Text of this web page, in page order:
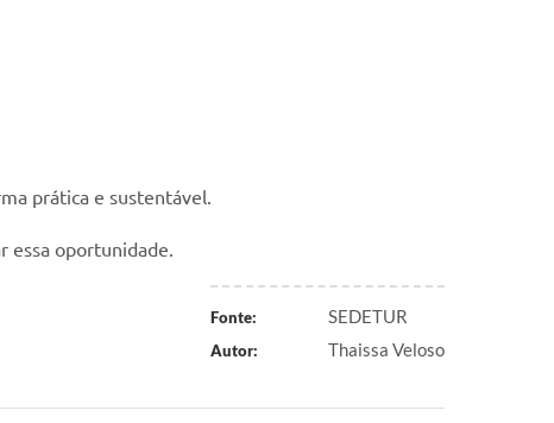
prática e sustentável.
essa oportunidade.
Fonte: SEDETUR
Autor: Thaissa Veloso